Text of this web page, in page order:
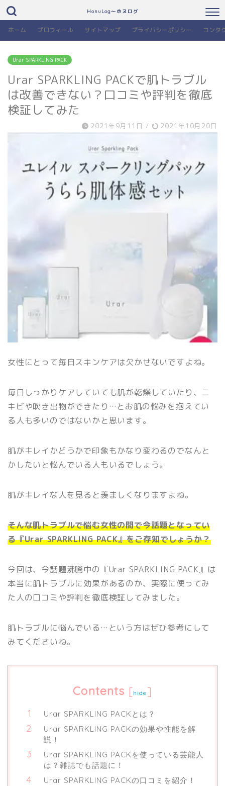
HonuLog～ホヌログ
ホーム プロフィール サイトマップ プライバシーポリシー コンタ
Urar SPARKLING PACK
Urar SPARKLING PACKで肌トラブル
は改善できない？口コミや評判を徹底
検証してみた
2021年9月11日 / 2021年10月20日
女性にとって毎日スキンケアは欠かせないですよね。
毎日しっかりケアしていても肌が乾燥していたり、ニ
キビや吹き出物ができたり…とお肌の悩みを抱えてい
る人も多いのではないかと思います。
肌がキレイかどうかで印象もかなり変わるのでなんと
かしたいと悩んでいる人もいるでしょう。
肌がキレイな人を見ると羨ましくなりますよね。
そんな肌トラブルで悩む女性の間で今話題となってい
る『Urar SPARKLING PACK』をご存知でしょうか？
今回は、今話題沸騰中の『Urar SPARKLING PACK』は
本当に肌トラブルに効果があるのか、実際に使ってみ
た人の口コミや評判を徹底検証してみました。
肌トラブルに悩んでいる…という方はぜひ参考にして
みてくださいね。
Contents [hide ]
Urar SPARKLING PACKとは？
Urar SPARKLING PACKの効果や性能を解
説！
Urar SPARKLING PACKを使っている芸能人
は？雑誌でも話題に！
Urar SPARKLING PACKの口コミを紹介！